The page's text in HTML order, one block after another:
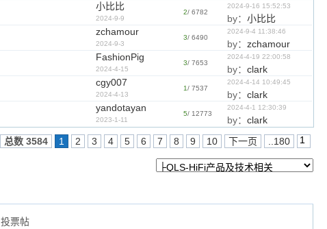
小比比
2024-9-9
2/ 6782
2024-9-16 15:52:53
by：小比比
zchamour
2024-9-3
3/ 6490
2024-9-4 11:38:46
by：zchamour
FashionPig
2024-4-15
3/ 7653
2024-4-19 22:00:58
by：clark
cgy007
2024-4-13
1/ 7537
2024-4-14 10:49:45
by：clark
yandotayan
2023-1-11
5/ 12773
2024-4-1 12:30:39
by：clark
总数 3584
1 2 3 4 5 6 7 8 9 10 下一页 ..180
投票帖